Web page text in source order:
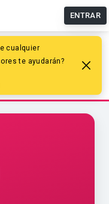
ENTRAR
cualquier
te ayudarán?
Sociales